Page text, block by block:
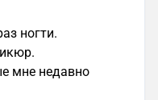
ногти.
мне недавно